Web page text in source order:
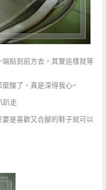
貼到前方去，其實這樣就等
酸了，真是深得我心~
是喜歡又合腳的鞋子就可以